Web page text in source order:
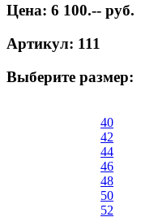
Цена: 6 100.-- руб.
Артикул: 111
Выберите размер:
40
42
44
46
48
50
52